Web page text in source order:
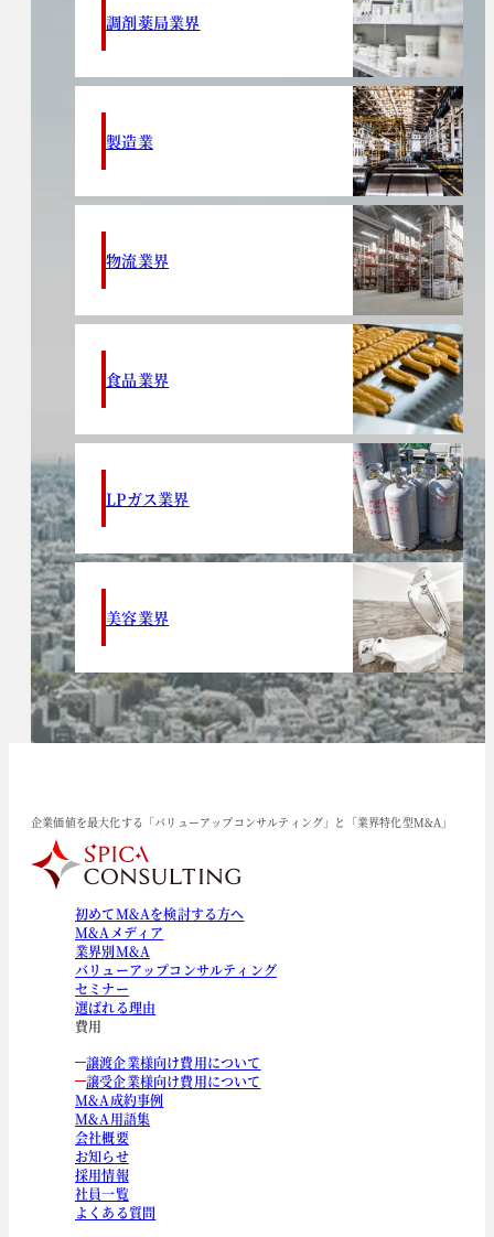
調剤薬局業界
製造業
物流業界
食品業界
LPガス業界
美容業界
企業価値を最大化する「バリューアップコンサルティング」と「業界特化型M&A」
初めてM&Aを検討する方へ
M&Aメディア
業界別M&A
バリューアップコンサルティング
セミナー
選ばれる理由
費用
譲渡企業様向け費用について
譲受企業様向け費用について
M&A成約事例
M&A用語集
会社概要
お知らせ
採用情報
社員一覧
よくある質問